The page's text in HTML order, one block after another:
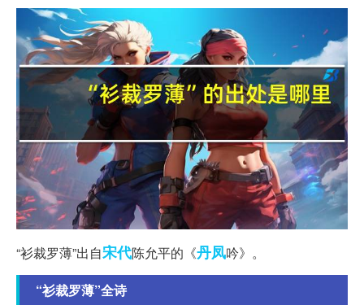
“衫裁罗薄”出自宋代陈允平的《丹凤吟》。
“衫裁罗薄”全诗